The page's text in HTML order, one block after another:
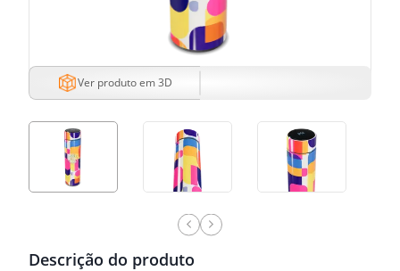
Ver produto em 3D
Descrição do produto